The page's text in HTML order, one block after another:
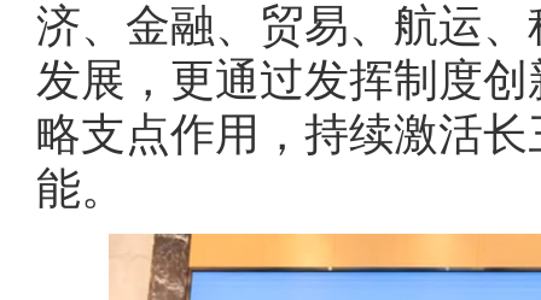
济、金融、贸易、航运
发展，更通过发挥制度
略支点作用，持续激活
能。